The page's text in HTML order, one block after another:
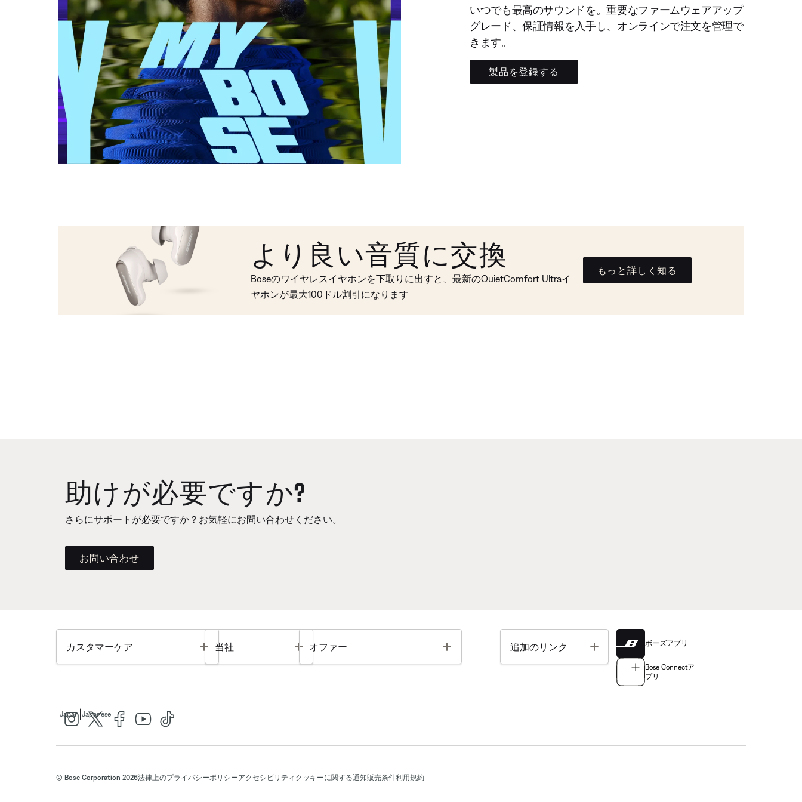
いつでも最高のサウンドを。重要なファームウェアアップ
グレード、保証情報を入手し、オンラインで注文を管理で
きます。
製品を登録する
より良い音質に交換
Boseのワイヤレスイヤホンを下取りに出すと、最新のQuietComfort Ultraイ
ヤホンが最大100ドル割引になります
もっと詳しく知る
助けが必要ですか?
さらにサポートが必要ですか？お気軽にお問い合わせください。
お問い合わせ
カスタマーケア Toggle
当社 Toggle
オファー Toggle 追加のリンク Toggle ボーズアプリ
Bose Connectア
プリ
Japan Japanese
© Bose Corporation 2026法律上のプライバシーポリシーアクセシビリティ クッキーに関する通知販売条件利用規約